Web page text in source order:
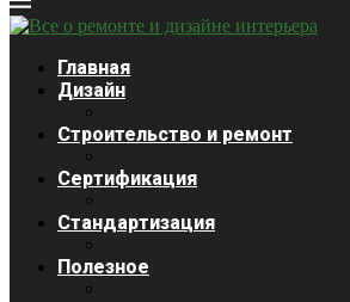
Главная
Дизайн
Строительство и ремонт
Сертификация
Стандартизация
Полезное